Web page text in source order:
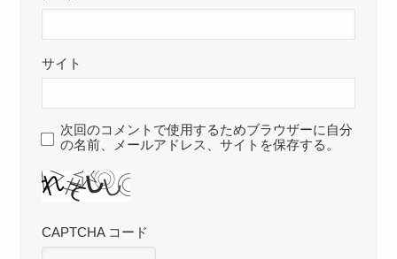
サイト
次回のコメントで使用するためブラウザーに自分
の名前、メールアドレス、サイトを保存する。
CAPTCHA コード